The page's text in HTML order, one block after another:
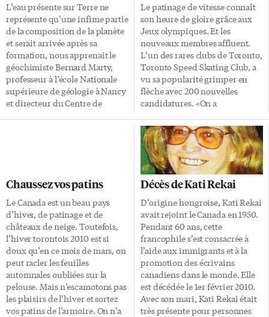
L’eau présente sur Terre ne
représente qu’une infime partie
de la composition de la planète
et serait arrivée après sa
formation, nous apprenait le
géochimiste Bernard Marty,
professeur à l’école Nationale
supérieure de géologie à Nancy
et directeur du Centre de
transformation de notre
système solaire et sur
l’évolution de la planète Terre
en expliquant au public
certaines des méthodes
employées pour étudier ces
phénomènes. La formation
d’un système solaire, comme le
nôtre, résulte […]
Le patinage de vitesse connaît
son heure de gloire grâce aux
Jeux olympiques. Et les
nouveaux membres affluent.
L’un des rares clubs de Toronto,
Toronto Speed Skating Club, a
vu sa popularité grimper en
flèche avec 200 nouvelles
candidatures. «On a
pour essayer le patinage de
vitesse depuis les JO. Les gens
trouvent que cela a l’air
amusant», confie, surpris,
Desmond Preudhomme,
président du club de patinage
de vitesse Toronto Speed
Skating Club. En effet, le sport
est divertissant. Les patineurs
concourent les uns contre les
autres, se doublent à des allures
effrénées. Mais c’est aussi très
[…]
Chaussez vos patins
Le Canada est un beau pays
d’hiver, de patinage et de
châteaux de neige. Toutefois,
l’hiver torontois 2010 est si
doux qu’en ce mois de mars, on
peut racler les feuilles
automnales oubliées sur la
pelouse. Mais n’escamotons pas
les plaisirs de l’hiver et sortez
vos patins de l’armoire. On n’a
Décès de Kati Rekai
D’origine hongroise, Kati Rekai
avait rejoint le Canada en 1950.
Pendant 60 ans, cette
francophile s’est consacrée à
l’aide aux immigrants et à la
promotion des écrivains
canadiens dans le monde. Elle
est décédée le 1er février 2010.
Avec son mari, Kati Rekai était
très présente pour personnes